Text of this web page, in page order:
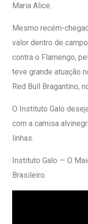
Maria Alice.
Mesmo recém-
valor dentro de
contra o Flamengo,
teve grande atuação
Red Bull Bragantino,
O Instituto Galo
com a camisa
linhas.
Instituto Galo — O
Brasileiro.